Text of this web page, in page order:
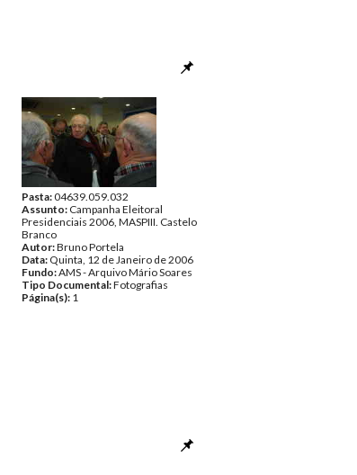
Pasta:04639.059.032
Assunto: Campanha Eleitoral
Presidenciais 2006, MASPIII. Castelo
Branco
Autor:Bruno Portela
Data: Quinta, 12 de Janeiro de 2006
Fundo:AMS - Arquivo Mário Soares
Tipo Documental:Fotografias
Página(s): 1